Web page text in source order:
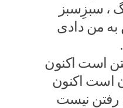
، سبزِسبز
به من دادی
است اکنون
است اکنون
رفتن نیست